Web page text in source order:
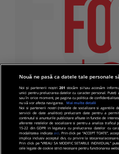
Nouă ne pasă ca datele tale personale
Noi și partenerii noștri201 stocăm și/sau accesăm
unici pentru prelucrarea datelor cu caracter personal. Puteți
sau în orice moment, pe pagina cu politica de
nu vă vor afecta navigarea.
Mai multe detalii
Noi si partenerii nostri (retelele de socializare si agentiile
servicii de date analitice) prelucram date pentru a
continutul si anunturile publicitare afisate in functie de
aferente retelelor de socializare si pentru a analiza traficul
15-22 din GDPR in legatura cu prelucrarea datelor cu
modalitatea indicata aici. Prin click pe “ACCEPT TOATE”,
implica inclusiv acceptul dvs. cu privire la stocarea/
Prin click pe “VREAU SA MODIFIC SETARILE
cele legate de cookie strict necesare pentru functionarea